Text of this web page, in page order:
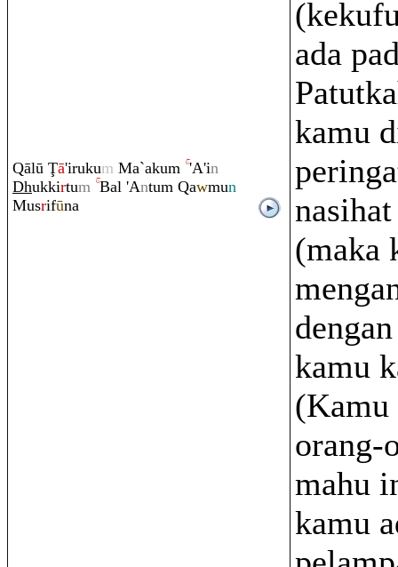
Qālū Ţā'irukum Ma`akum 'A'in
Dhukkirtum Bal 'Antum Qawmun
Musrifūna
ada
kamu
(maka
kamu
(Kamu
orang-
mahu
kamu